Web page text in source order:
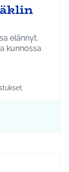
elännyt.
kunnossa
kylät
mukaan: